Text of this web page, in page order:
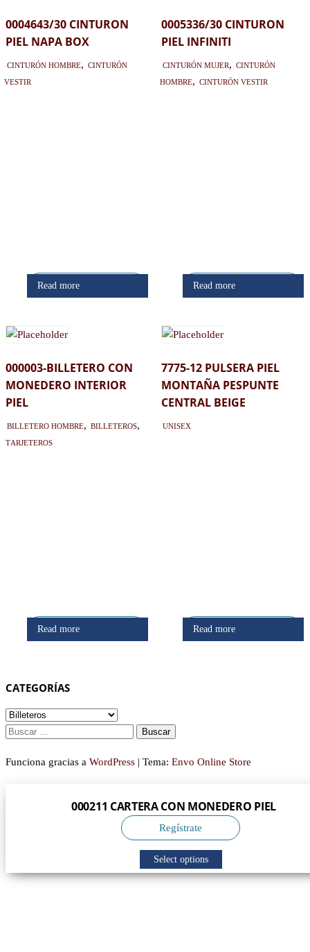
0004643/30 CINTURON
PIEL NAPA BOX
Cinturón hombre, Cinturón
vestir
Regístrate
Read more
0005336/30 CINTURON
PIEL INFINITI
Cinturón mujer, Cinturón
hombre, Cinturón vestir
Regístrate
Read more
000003-BILLETERO CON
MONEDERO INTERIOR
PIEL
Billetero hombre, Billeteros,
Tarjeteros
Regístrate
Read more
7775-12 PULSERA PIEL
MONTAÑA PESPUNTE
CENTRAL BEIGE
Unisex
Regístrate
Read more
CATEGORÍAS
BUSCAR:
Funciona gracias a WordPress | Tema: Envo Online Store
000211 CARTERA CON MONEDERO PIEL
Regístrate
Select options